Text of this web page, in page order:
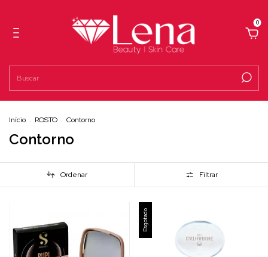
0
Início . ROSTO . Contorno
Contorno
Ordenar Filtrar
Esgotado